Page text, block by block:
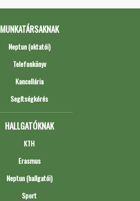
MUNKATÁRSAKNAK
Neptun (oktatói)
Telefonkönyv
Kancellária
Segítségkérés
HALLGATÓKNAK
KTH
Erasmus
Neptun (hallgatói)
Sport